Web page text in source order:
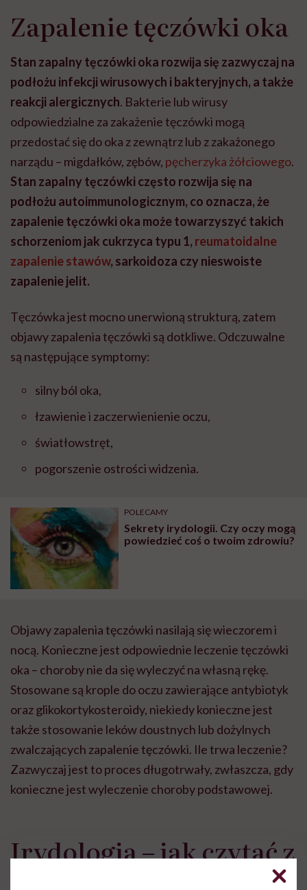
Zapalenie tęczówki oka
Stan zapalny tęczówki oka rozwija się zazwyczaj na
podłożu infekcji wirusowych i bakteryjnych, a także
reakcji alergicznych. Bakterie lub wirusy
odpowiedzialne za zakażenie tęczówki mogą
przedostać się do oka z zewnątrz lub z zakażonego
narządu – migdałków, zębów, pęcherzyka żółciowego.
Stan zapalny tęczówki często rozwija się na
podłożu autoimmunologicznym, co oznacza, że
zapalenie tęczówki oka może towarzyszyć takich
schorzeniom jak cukrzyca typu 1, reumatoidalne
zapalenie stawów, sarkoidoza czy nieswoiste
zapalenie jelit.
Tęczówka jest mocno unerwioną strukturą, zatem
objawy zapalenia tęczówki są dotkliwe. Odczuwalne
są następujące symptomy:
silny ból oka,
łzawienie i zaczerwienienie oczu,
światłowstręt,
pogorszenie ostrości widzenia.
POLECAMY
Sekrety irydologii. Czy oczy mogą
powiedzieć coś o twoim zdrowiu?
Objawy zapalenia tęczówki nasilają się wieczorem i
nocą. Konieczne jest odpowiednie leczenie tęczówki
oka – choroby nie da się wyleczyć na własną rękę.
Stosowane są krople do oczu zawierające antybiotyk
oraz glikokortykosteroidy, niekiedy konieczne jest
także stosowanie leków doustnych lub dożylnych
zwalczających zapalenie tęczówki. Ile trwa leczenie?
Zazwyczaj jest to proces długotrwały, zwłaszcza, gdy
konieczne jest wyleczenie choroby podstawowej.
Irydologia – jak czytać z